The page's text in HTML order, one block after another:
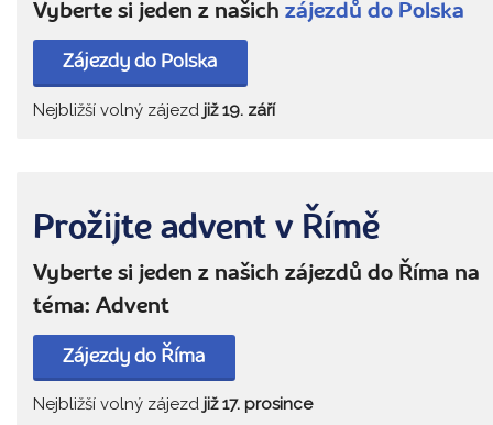
Vyberte si jeden z našich zájezdů do Polska
Zájezdy do Polska
Nejbližší volný zájezd již 19. září
Prožijte advent v Římě
Vyberte si jeden z našich zájezdů do Říma na
téma: Advent
Zájezdy do Říma
Nejbližší volný zájezd již 17. prosince